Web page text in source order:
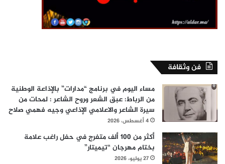
فن وثقافة
مساء اليوم في برنامج “مدارات” بالإذاعة الوطنية
من الرباط: عبق الشعر وروح الشاعر : لمحات من
سيرة الشاعر والاعلامي الإذاعي وجيه فهمي صلاح
4 أغسطس، 2026
أكثر من 100 ألف متفرج في حفل راغب علامة
بختام مهرجان “تيميتار”
27 يوليو، 2026